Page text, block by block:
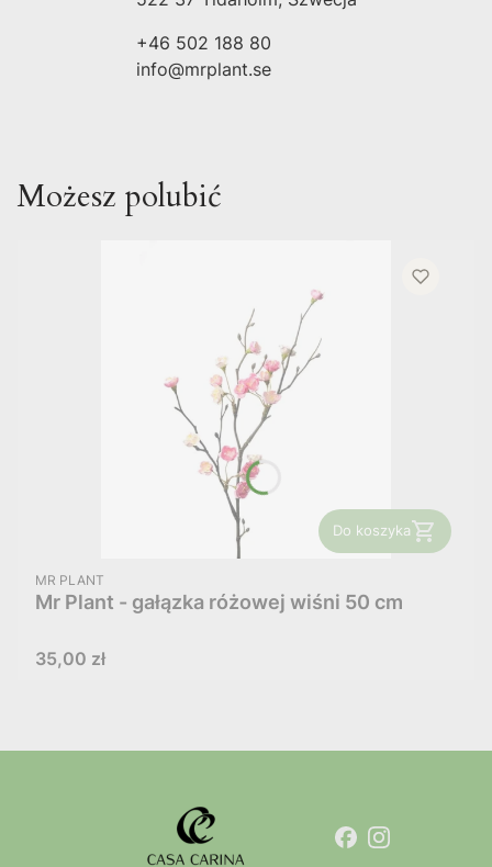
+46 502 188 80
info@mrplant.se
Możesz polubić
Do koszyka
PRODUCENT
MR PLANT
Mr Plant - gałązka różowej wiśni 50 cm
Cena
35,00 zł